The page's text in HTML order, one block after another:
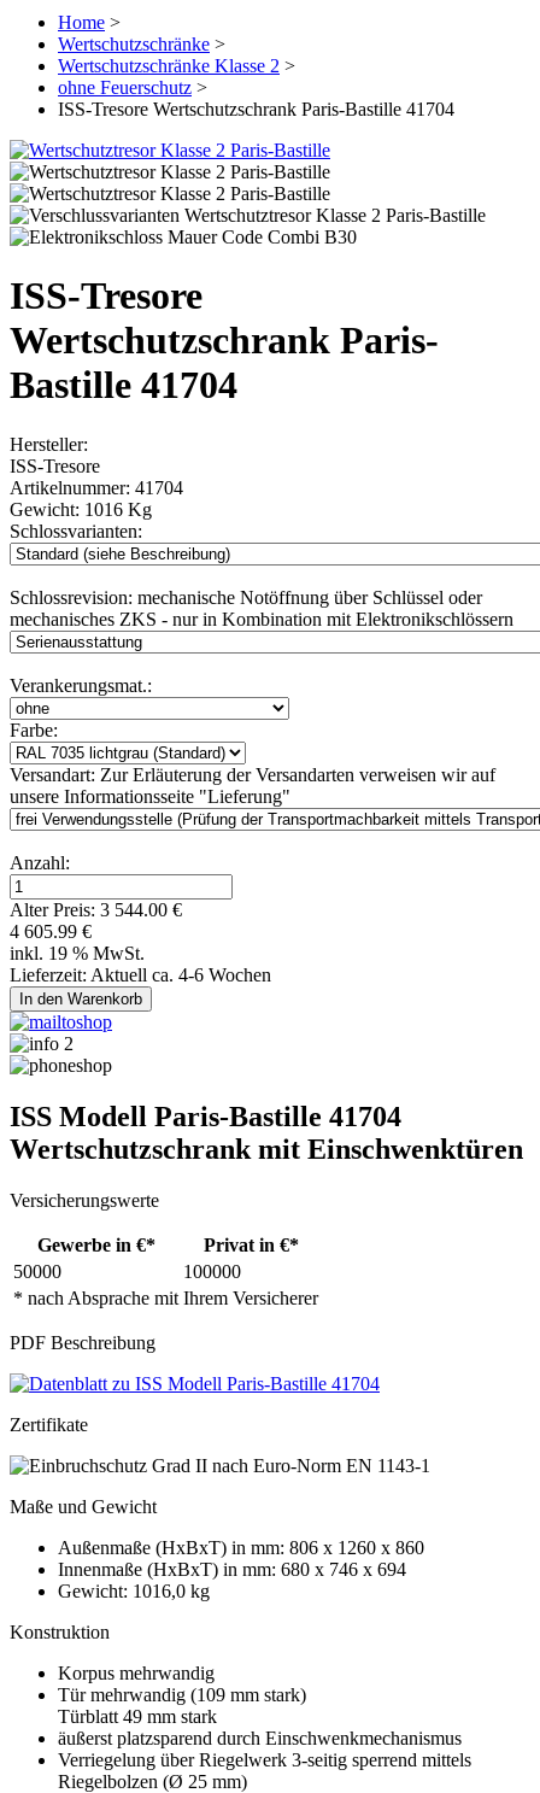
Home >
Wertschutzschränke >
Wertschutzschränke Klasse 2 >
ohne Feuerschutz >
ISS-Tresore Wertschutzschrank Paris-Bastille 41704
ISS-Tresore
Wertschutzschrank Paris-
Bastille 41704
Hersteller:
ISS-Tresore
Artikelnummer: 41704
Gewicht: 1016 Kg
Schlossvarianten:
Schlossrevision: mechanische Notöffnung über Schlüssel oder
mechanisches ZKS - nur in Kombination mit Elektronikschlössern
Verankerungsmat.:
Farbe:
Versandart: Zur Erläuterung der Versandarten verweisen wir auf
unsere Informationsseite "Lieferung"
Anzahl:
Alter Preis: 3 544.00 €
4 605.99 €
inkl. 19 % MwSt.
Lieferzeit: Aktuell ca. 4-6 Wochen
ISS Modell Paris-Bastille 41704
Wertschutzschrank mit Einschwenktüren
Versicherungswerte
Gewerbe in €* Privat in €*
* nach Absprache mit Ihrem Versicherer
50000 100000
PDF Beschreibung
Zertifikate
Maße und Gewicht
Außenmaße (HxBxT) in mm: 806 x 1260 x 860
Innenmaße (HxBxT) in mm: 680 x 746 x 694
Gewicht: 1016,0 kg
Konstruktion
Korpus mehrwandig
Tür mehrwandig (109 mm stark)
Türblatt 49 mm stark
äußerst platzsparend durch Einschwenkmechanismus
Verriegelung über Riegelwerk 3-seitig sperrend mittels
Riegelbolzen (Ø 25 mm)